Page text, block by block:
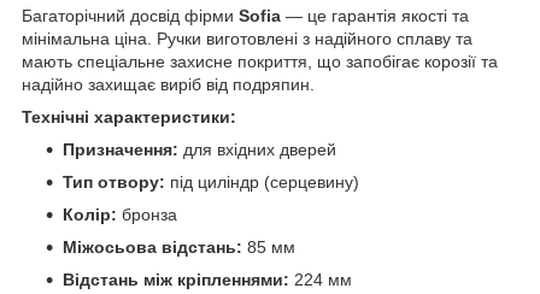
Багаторічний досвід фірми Sofia — це гарантія якості та
мінімальна ціна. Ручки виготовлені з надійного сплаву та
мають спеціальне захисне покриття, що запобігає корозії та
надійно захищає виріб від подряпин.
Технічні характеристики:
Призначення: для вхідних дверей
Тип отвору: під циліндр (серцевину)
Колір: бронза
Міжосьова відстань: 85 мм
Відстань між кріпленнями: 224 мм